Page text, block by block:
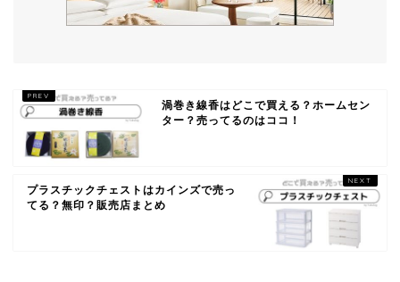
渦巻き線香はどこで買える？ホームセン
ター？売ってるのはココ！
プラスチックチェストはカインズで売っ
てる？無印？販売店まとめ